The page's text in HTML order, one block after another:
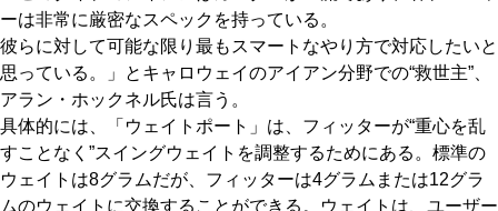
ーは非常に厳密なスペックを持っている。
彼らに対して可能な限り最もスマートなやり方で対応したいと
思っている。」とキャロウェイのアイアン分野での“救世主”、
アラン・ホックネル氏は言う。
具体的には、「ウェイトポート」は、フィッターが“重心を乱
すことなく”スイングウェイトを調整するためにある。標準の
ウェイトは8グラムだが、フィッターは4グラムまたは12グラ
ムのウェイトに交換することができる。ウェイトは、ユーザー